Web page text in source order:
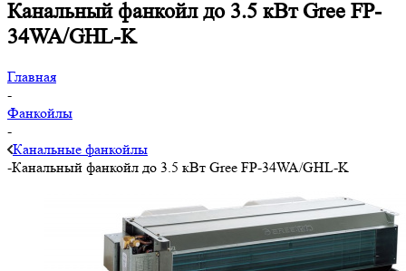
Канальный фанкойл до 3.5 кВт Gree FP-
34WA/GHL-K
Главная
-
Фанкойлы
-
Канальные фанкойлы
-Канальный фанкойл до 3.5 кВт Gree FP-34WA/GHL-K